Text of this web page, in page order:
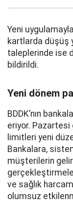
Yeni
kartlarda düşüş
taleplerinde ise
bildirildi.
Yeni dönem
BDDK’nın
eriyor. Pazartesi
limitleri yeni
Bankalara,
müşterilerin
ve sağlık
olumsuz